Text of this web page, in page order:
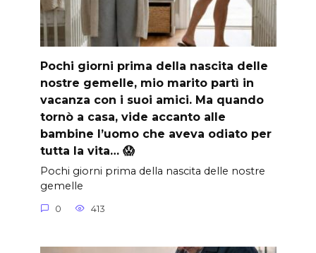
Pochi giorni prima della nascita delle
nostre gemelle, mio marito partì in
vacanza con i suoi amici. Ma quando
tornò a casa, vide accanto alle
bambine l’uomo che aveva odiato per
tutta la vita… 😱
Pochi giorni prima della nascita delle nostre
gemelle
0 413